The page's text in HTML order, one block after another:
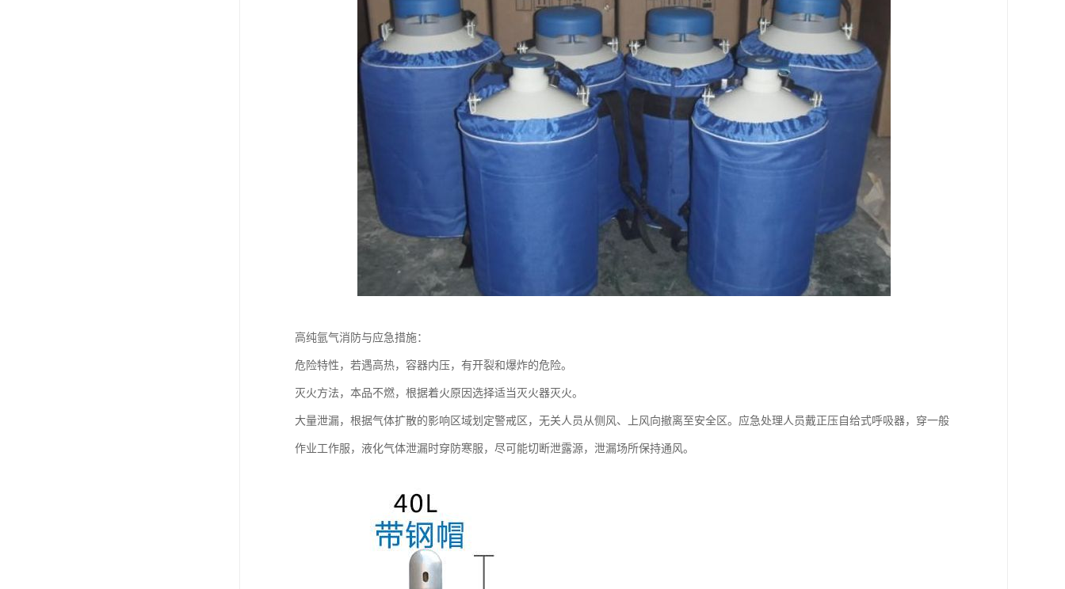
高纯氩气消防与应急措施：
危险特性，若遇高热，容器内压，有开裂和爆炸的危险。
灭火方法，本品不燃，根据着火原因选择适当灭火器灭火。
大量泄漏，根据气体扩散的影响区域划定警戒区，无关人员从侧风、上风向撤离至安全区。应急处理人员戴正压自给式呼吸器，穿一般
作业工作服，液化气体泄漏时穿防寒服，尽可能切断泄露源，泄漏场所保持通风。